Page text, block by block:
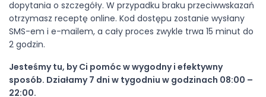
dopytania o szczegóły. W przypadku braku przeciwwskazań
otrzymasz receptę online. Kod dostępu zostanie wysłany
SMS-em i e-mailem, a cały proces zwykle trwa 15 minut do
2 godzin.
Jesteśmy tu, by Ci pomóc w wygodny i efektywny
sposób. Działamy 7 dni w tygodniu w godzinach 08:00 –
22:00.